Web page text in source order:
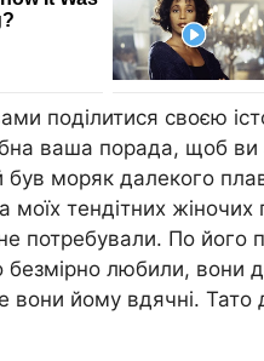
поділитися своєю
ваша порада, щоб
був моряк далекого
тендітних жіночих
потребували. По
любили, вони
вони йому вдячні.